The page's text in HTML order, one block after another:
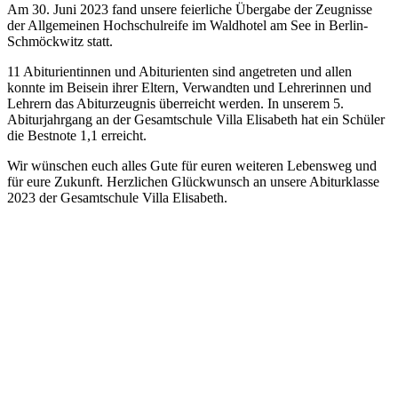
Am 30. Juni 2023 fand unsere feierliche Übergabe der Zeugnisse
der Allgemeinen Hochschulreife im Waldhotel am See in Berlin-
Schmöckwitz statt.
11 Abiturientinnen und Abiturienten sind angetreten und allen
konnte im Beisein ihrer Eltern, Verwandten und Lehrerinnen und
Lehrern das Abiturzeugnis überreicht werden. In unserem 5.
Abiturjahrgang an der Gesamtschule Villa Elisabeth hat ein Schüler
die Bestnote 1,1 erreicht.
Wir wünschen euch alles Gute für euren weiteren Lebensweg und
für eure Zukunft. Herzlichen Glückwunsch an unsere Abiturklasse
2023 der Gesamtschule Villa Elisabeth.